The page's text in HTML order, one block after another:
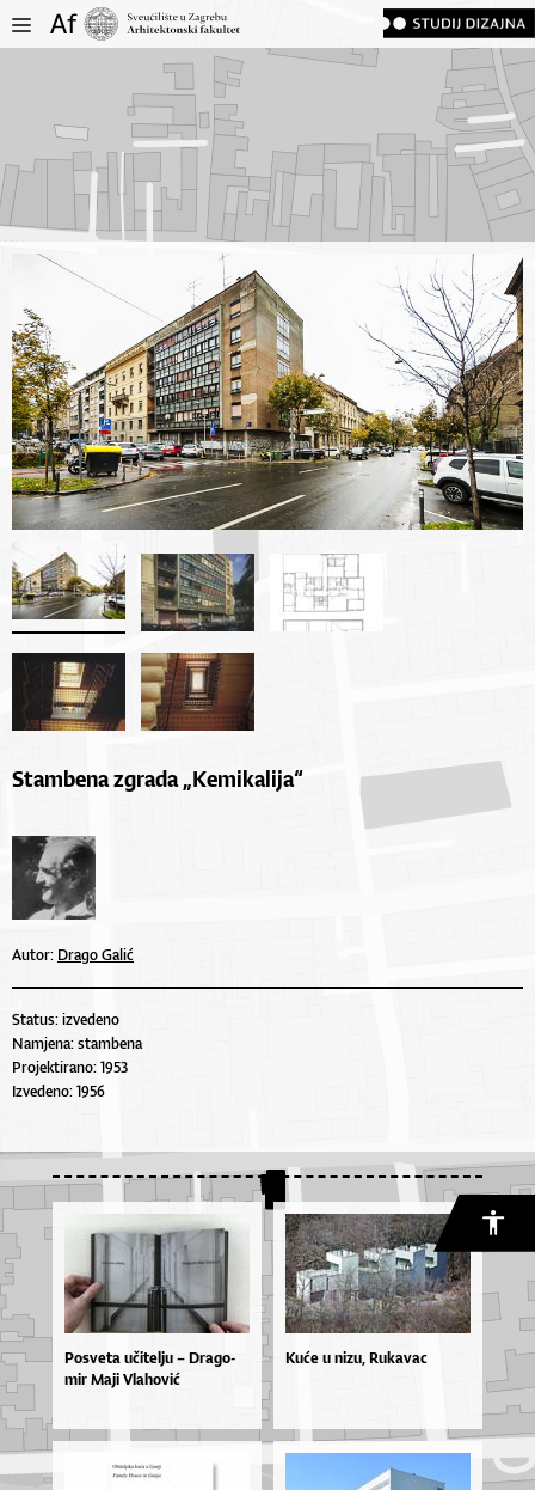
Stambena zgrada „Kemikalija“
Autor: Drago Galić
Status: izvedeno
Namjena: stambena
Projektirano: 1953
Izvedeno: 1956
Po­sve­ta uči­tel­ju – Dra­go­
mir Ma­ji Vla­ho­vić
Kuće u nizu, Rukavac